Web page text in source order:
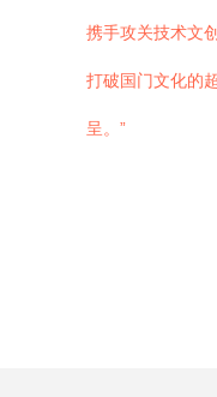
携手攻关技术文
打破国门文化的
呈。”